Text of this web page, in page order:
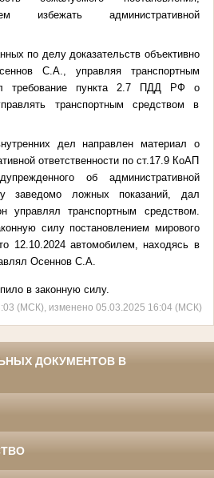
избежать административной
по делу доказательств объективно
С.А., управляя транспортным
требование пункта 2.7 ПДД РФ о
транспортным средством в
дел направлен материал о
ответственности по ст.17.9 КоАП
об административной
заведомо ложных показаний, дал
управлял транспортным средством.
силу постановлением мирового
12.10.2024 автомобилем , находясь в
Осеннов С.А.
в законную силу.
(МСК), изменено 05.03.2025 16:04 (МСК)
ДОКУМЕНТОВ В